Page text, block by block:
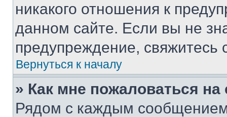
никакого отношения к
данном сайте. Если вы не
предупреждение,
Вернуться к началу
» Как мне пожаловаться
Рядом с каждым сообщением